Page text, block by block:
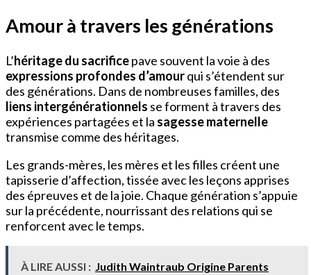
Amour à travers les générations
L’héritage du sacrificepave souvent la voie à des
expressions profondes d’amourqui s’étendent sur
des générations. Dans de nombreuses familles, des
liens intergénérationnels se forment à travers des
expériences partagées et la sagesse maternelle
transmise comme des héritages.
Les grands-mères, les mères et les filles créent une
tapisserie d’affection, tissée avec les leçons apprises
des épreuves et de la joie. Chaque génération s’appuie
sur la précédente, nourrissant des relations qui se
renforcent avec le temps.
À LIRE AUSSI : Judith Waintraub Origine Parents